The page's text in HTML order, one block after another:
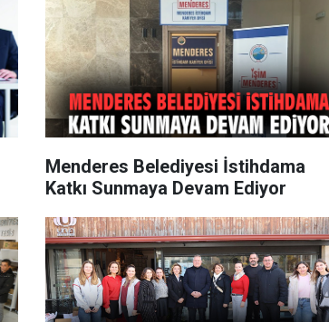
Menderes Belediyesi İstihdama
Katkı Sunmaya Devam Ediyor